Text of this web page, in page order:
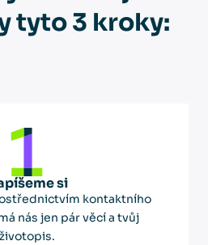
tyto 3 kroky:
si
kontaktního
nás jen pár věcí a tvůj
životopis.